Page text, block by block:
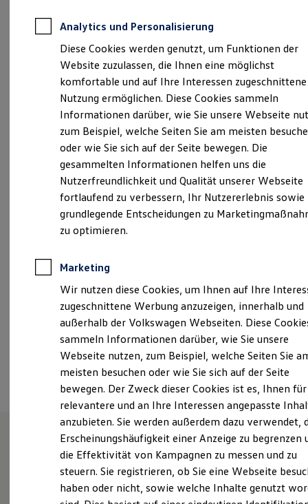
Für Gewerbekunden
Profi Paket
TopDeal
Gebrauchtwagen
ProfiPartner für Gebrauchtwagen
Zertifizierte Gebrauchtwagen
Finanzierung
Für Privatkunden
Für Gewerbekunden
Leasing
Für Privatkunden
Für Gewerbekunden
Versicherungen & Garantien
Garantien
Kfz-Versicherung für Nutzfahrzeuge
Restschuldversicherung
Wartungsverträge
Besitzer & Service
Sommer-Special
Reparatur, Pflege & Inspektion
Servicetermin anfragen
Service-Vorteile bei Volkswagen Nutzfahrzeuge
Economy Service
Räder & Reifen Service
Ersatzfahrzeuge
Notdienst und Pannenhilfe
Software, Konnektivität & Apps
California App
VW Connect für Ihren ID. Buzz
VW Connect für Ihren Transporter/Caravelle
VW Connect für Ihren Amarok
VW Connect für andere Modelle
Connect Pro
Fleet Interface Data
Multistop Pathfinder
Übersicht Software Updates
Hilfreiches für Besitzer
Verantwortlich für die Inhalte auf dieser Seite ist die Autohaus
Christl - Schowalter GmbH - Co. KG (Impressum & Rechtliches )
Filchner Straße 86 - 88, 81476 München
info@christl.de
+49 89 759020
Montag-Freitag 08:30 -18:00 Uhr
Samstag
08:30-13:00 Uhr
Ansprechpartner
Termin vereinbaren
Unser Autohaus Christl &
Schowalter in München
Analytics und Personalisierung
Diese Cookies werden genutzt, um Funktionen der
Website zuzulassen, die Ihnen eine möglichst
komfortable und auf Ihre Interessen zugeschnittene
Nutzung ermöglichen. Diese Cookies sammeln
Informationen darüber, wie Sie unsere Webseite
zum Beispiel, welche Seiten Sie am meisten
oder wie Sie sich auf der Seite bewegen. Die
gesammelten Informationen helfen uns die
Nutzerfreundlichkeit und Qualität unserer Webseite
fortlaufend zu verbessern, Ihr Nutzererlebnis sowie
grundlegende Entscheidungen zu
zu optimieren.
Marketing
Wir nutzen diese Cookies, um Ihnen auf Ihre
zugeschnittene Werbung anzuzeigen, innerhalb und
außerhalb der Volkswagen Webseiten. Diese
sammeln Informationen darüber, wie Sie unsere
Webseite nutzen, zum Beispiel, welche Seiten Sie
meisten besuchen oder wie Sie sich auf der Seite
bewegen. Der Zweck dieser Cookies ist es, Ihnen für
relevantere und an Ihre Interessen angepasste
anzubieten. Sie werden außerdem dazu verwendet,
Erscheinungshäufigkeit einer Anzeige zu begrenzen
die Effektivität von Kampagnen zu messen und zu
steuern. Sie registrieren, ob Sie eine Webseite
haben oder nicht, sowie welche Inhalte genutzt